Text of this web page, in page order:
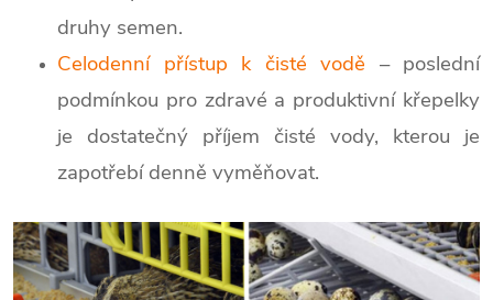
druhy semen.
Celodenní přístup k čisté vodě – poslední
podmínkou pro zdravé a produktivní křepelky
je dostatečný příjem čisté vody, kterou je
zapotřebí denně vyměňovat.